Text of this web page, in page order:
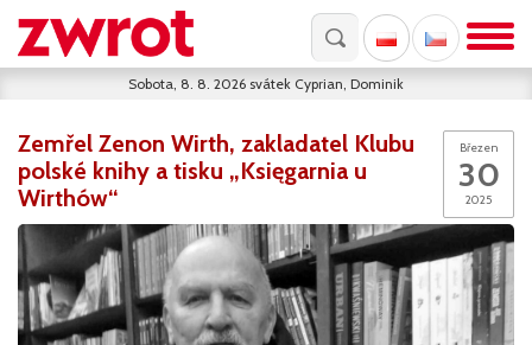
Sobota, 8. 8. 2026 svátek Cyprian, Dominik
Březen
30
2025
Zemřel Zenon Wirth, zakladatel Klubu
polské knihy a tisku „Księgarnia u
Wirthów“